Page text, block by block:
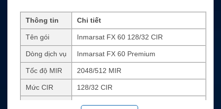
Thông tin Chi tiết
Tên gói Inmarsat FX 60 128/32 CIR
Dòng dịch vụ Inmarsat FX 60 Premium
Tốc độ MIR 2048/512 MIR
Mức CIR 128/32 CIR
Unlimited